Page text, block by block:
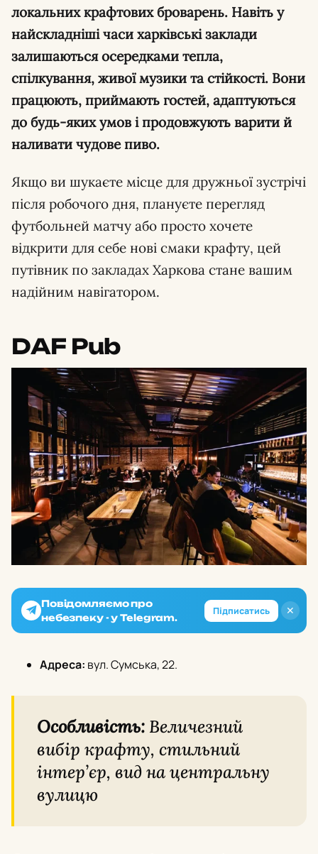
локальних крафтових броварень. Навіть у
найскладніші часи харківські заклади
залишаються осередками тепла,
спілкування, живої музики та стійкості. Вони
працюють, приймають гостей, адаптуються
до будь-яких умов і продовжують варити й
наливати чудове пиво.
Якщо ви шукаєте місце для дружньої зустрічі
після робочого дня, плануєте перегляд
футбольней матчу або просто хочете
відкрити для себе нові смаки крафту, цей
путівник по закладах Харкова стане вашим
надійним навігатором.
DAF Pub
✕
Повідомляємо про
небезпеку - у Telegram.
Підписатись
Адреса: вул. Сумська, 22.
Особливість: Величезний
вибір крафту, стильний
інтер’єр, вид на центральну
вулицю